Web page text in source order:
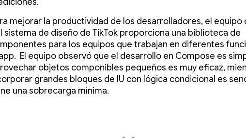
mejorar la productividad de los desarrolladores, el equipo
sistema de diseño de TikTok proporciona una biblioteca de
para los equipos que trabajan en diferentes
El equipo observó que el desarrollo en Compose es
objetos componibles pequeños es muy eficaz,
grandes bloques de IU con lógica condicional es
una sobrecarga mínima.